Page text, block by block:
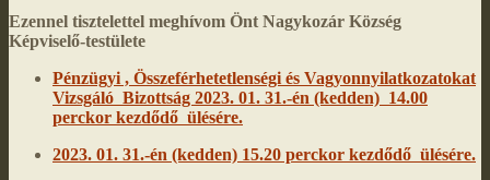
Ezennel tisztelettel meghívom Önt Nagykozár Község
Képviselő-testülete
Pénzügyi , Összeférhetetlenségi és Vagyonnyilatkozatokat
Vizsgáló Bizottság 2023. 01. 31.-én (kedden) 14.00
perckor kezdődő ülésére.
2023. 01. 31.-én (kedden) 15.20 perckor kezdődő ülésére.